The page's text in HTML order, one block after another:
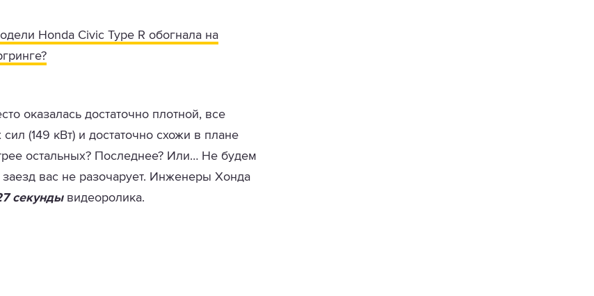
Honda Civic Type R обогнала на
оказалась достаточно плотной, все
(149 кВт) и достаточно схожи в плане
остальных? Последнее? Или… Не будем
вас не разочарует. Инженеры Хонда
секундывидеоролика.